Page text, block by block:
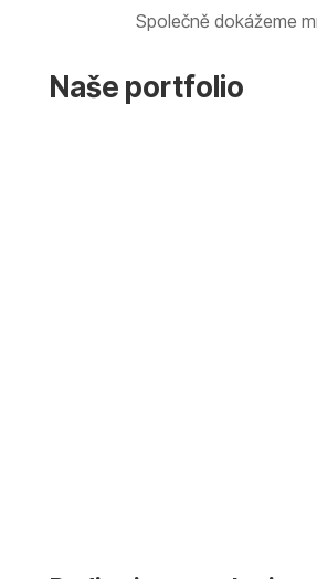
Společně dokážeme
Naše portfolio